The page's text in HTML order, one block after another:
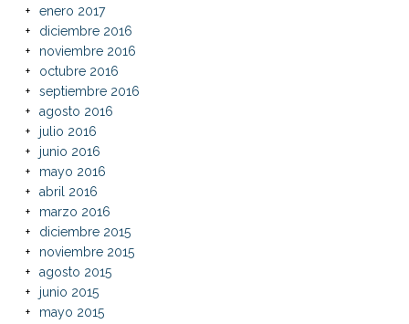
enero 2017
diciembre 2016
noviembre 2016
octubre 2016
septiembre 2016
agosto 2016
julio 2016
junio 2016
mayo 2016
abril 2016
marzo 2016
diciembre 2015
noviembre 2015
agosto 2015
junio 2015
mayo 2015